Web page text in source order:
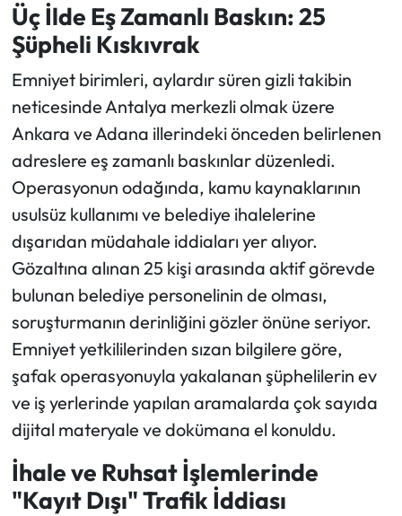
Üç İlde Eş Zamanlı Baskın: 25
Şüpheli Kıskıvrak
Emniyet birimleri, aylardır süren gizli takibin
neticesinde Antalya merkezli olmak üzere
Ankara ve Adana illerindeki önceden belirlenen
adreslere eş zamanlı baskınlar düzenledi.
Operasyonun odağında, kamu kaynaklarının
usulsüz kullanımı ve belediye ihalelerine
dışarıdan müdahale iddiaları yer alıyor.
Gözaltına alınan 25 kişi arasında aktif görevde
bulunan belediye personelinin de olması,
soruşturmanın derinliğini gözler önüne seriyor.
Emniyet yetkililerinden sızan bilgilere göre,
şafak operasyonuyla yakalanan şüphelilerin ev
ve iş yerlerinde yapılan aramalarda çok sayıda
dijital materyale ve dokümana el konuldu.
İhale ve Ruhsat İşlemlerinde
"Kayıt Dışı" Trafik İddiası